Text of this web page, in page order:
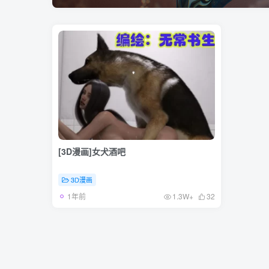
[3D漫画]女犬酒吧
3D漫画
1年前 1.3W+ 32